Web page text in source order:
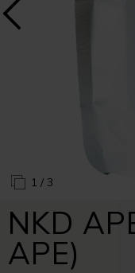
1 / 3
NKD
APE)